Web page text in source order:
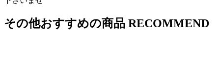
その他おすすめの商品 RECOMMEND